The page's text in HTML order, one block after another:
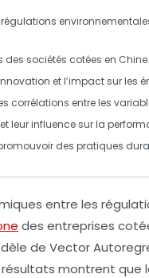
régulations
des sociétés cotées en Chine.
et l’impact sur les
corrélations entre les
et leur influence sur la
des pratiques
entre les
des entreprises
de Vector
montrent que